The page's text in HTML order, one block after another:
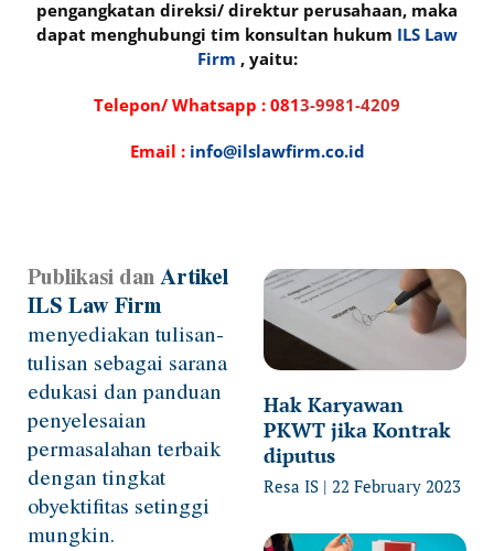
pengangkatan direksi/ direktur perusahaan, maka
dapat menghubungi tim konsultan hukum ILS Law
Firm , yaitu:
Telepon/ Whatsapp : 0813-9981-4209
Email : info@ilslawfirm.co.id
Publikasi danArtikel
ILS Law Firm
menyediakan tulisan-
tulisan sebagai sarana
edukasi dan panduan
penyelesaian
permasalahan terbaik
dengan tingkat
obyektifitas setinggi
mungkin.
Hak Karyawan
PKWT jika Kontrak
diputus
Resa IS 22 February 2023
Page Page PagePage